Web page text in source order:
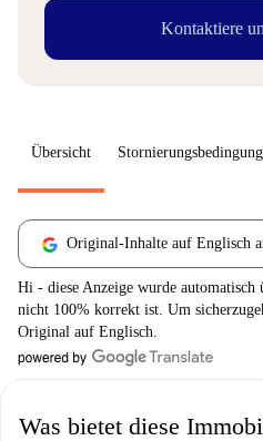
Kontaktiere
Übersicht
Original-Inhalte auf Englisch
Hi - diese Anzeige wurde automatisch
nicht 100% korrekt ist. Um
Original auf Englisch.
Was bietet diese